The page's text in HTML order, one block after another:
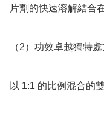
片劑的快速溶解結合
（2）功效卓越獨特處
以 1:1 的比例混合的